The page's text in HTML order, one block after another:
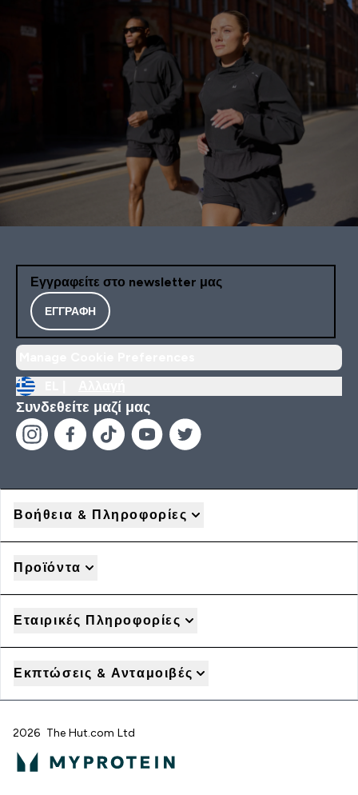
Εγγραφείτε στο newsletter μας
ΕΓΓΡΑΦΉ
Συνδεθείτε μαζί μας
Βοήθεια & Πληροφορίες
Προϊόντα
Εταιρικές Πληροφορίες
Εκπτώσεις & Ανταμοιβές
2026 The Hut.com Ltd